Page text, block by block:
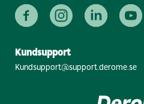
Kundsupport
Kundsupport@support.derome.se